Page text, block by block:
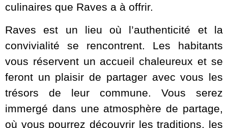
culinaires que Raves a à offrir.
Raves est un lieu où l’authenticité et la
convivialité se rencontrent. Les habitants
vous réservent un accueil chaleureux et se
feront un plaisir de partager avec vous les
trésors de leur commune. Vous serez
immergé dans une atmosphère de partage,
où vous pourrez découvrir les traditions, les